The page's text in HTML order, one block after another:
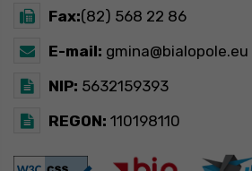
Fax:(82) 568 22 86
E-mail: gmina@bialopole.eu
NIP: 5632159393
REGON: 110198110